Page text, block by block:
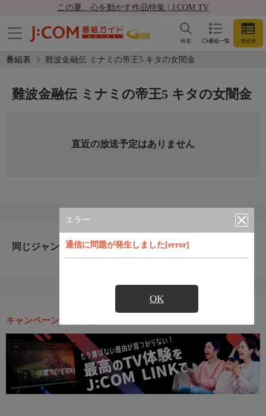
この夏、心を動かす作品特集 | J:COM TV
CS番組一覧 番組表
検索
番組表 難波金融伝 ミナミの帝王5 キタの女闇金
エラー
通信に問題が発生しました[error]
OK
難波金融伝 ミナミの帝王5 キタの女闇金
直近の放送予定はありません
同じジャンルのおすすめ番組
キャンペーン・お得な情報